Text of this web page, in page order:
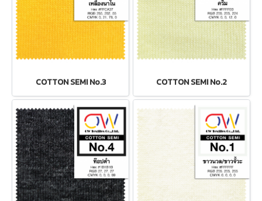
COTTON SEMI No.3 COTTON SEMI No.2